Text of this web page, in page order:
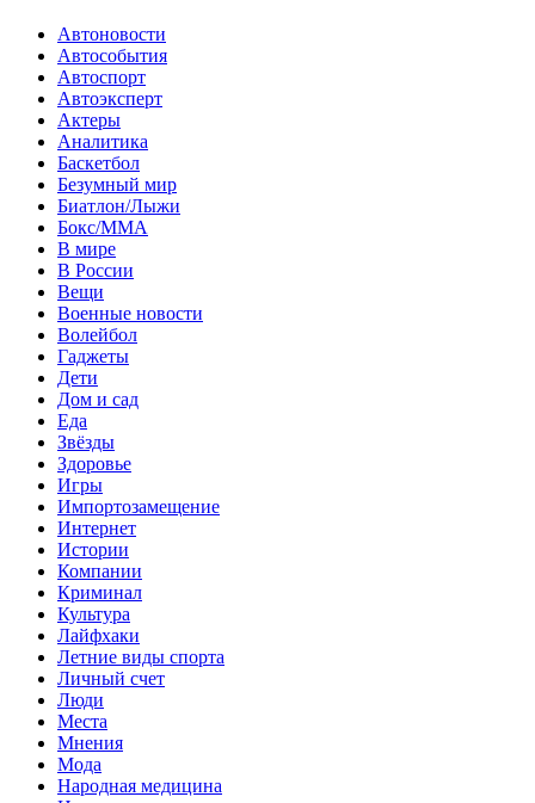
Автоновости
Автособытия
Автоспорт
Автоэксперт
Актеры
Аналитика
Баскетбол
Безумный мир
Биатлон/Лыжи
Бокс/MMA
В мире
В России
Вещи
Военные новости
Волейбол
Гаджеты
Дети
Дом и сад
Еда
Звёзды
Здоровье
Игры
Импортозамещение
Интернет
Истории
Компании
Криминал
Культура
Лайфхаки
Летние виды спорта
Личный счет
Люди
Места
Мнения
Мода
Народная медицина